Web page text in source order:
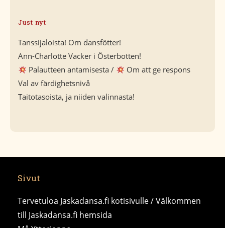
Just nyt
Tanssijaloista! Om dansfötter!
Ann-Charlotte Vacker i Österbotten!
Palautteen antamisesta /
Om att ge respons
Val av färdighetsnivå
Taitotasoista, ja niiden valinnasta!
Sivut
Tervetuloa Jaskadansa.fi kotisivulle / Välkommen
till Jaskadansa.fi hemsida